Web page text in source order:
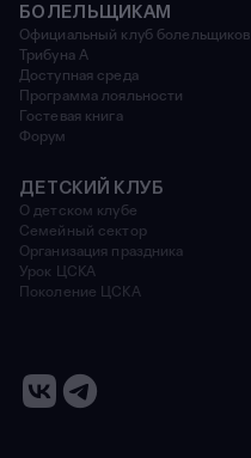
БОЛЕЛЬЩИКАМ
Официальный клуб болельщиков
Трибуна А
Доступная среда
Программа лояльности
Гостевая книга
Форум
ДЕТСКИЙ КЛУБ
О детском клубе
Семейный сектор
Организация праздника
Урок ЦСКА
Поколение ЦСКА